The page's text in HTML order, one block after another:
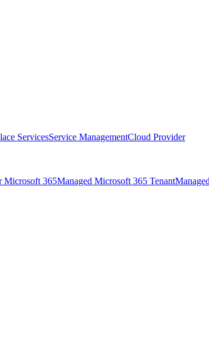
ServicesService ManagementCloud Provider
Microsoft 365Managed Microsoft 365 Tenant